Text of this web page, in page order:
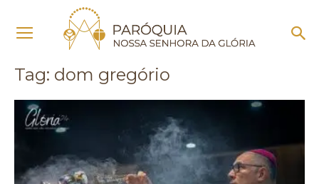
Dom gregório
Tag: dom gregório